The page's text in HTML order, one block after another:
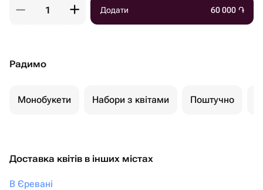
Додати 60 000 ֏
Радимо
Монобукети Набори з квітами Поштучно
Доставка квітів в інших містах
В Єревані